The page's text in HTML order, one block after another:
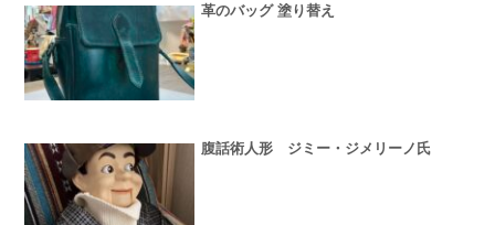
革のバッグ 塗り替え
腹話術人形 ジミー・ジメリーノ氏